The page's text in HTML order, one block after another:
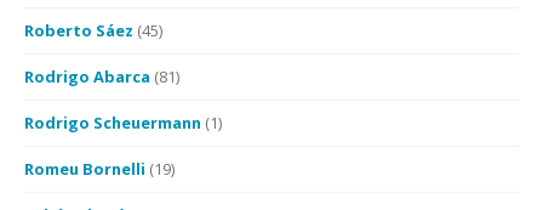
Roberto Sáez (45)
Rodrigo Abarca (81)
Rodrigo Scheuermann (1)
Romeu Bornelli (19)